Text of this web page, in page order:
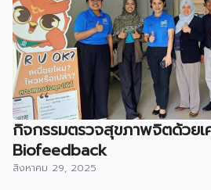
กิจกรรมตรวจสุขภาพจิตด้วยเ
Biofeedback
สิงหาคม 29, 2025